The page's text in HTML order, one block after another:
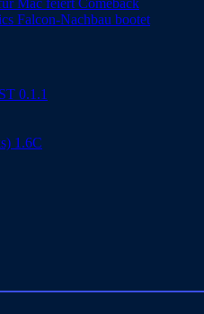
Mac feiert Comeback
Falcon-Nachbau bootet
0.1.1
1.6C